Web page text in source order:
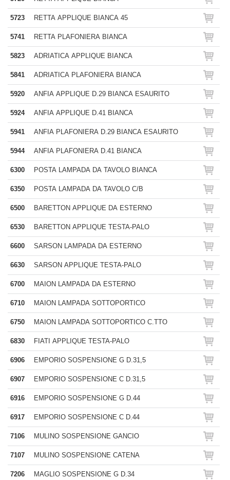
5723 RETTA APPLIQUE BIANCA 45
5741 RETTA PLAFONIERA BIANCA
5823 ADRIATICA APPLIQUE BIANCA
5841 ADRIATICA PLAFONIERA BIANCA
5920 ANFIA APPLIQUE D.29 BIANCA ESAURITO
5924 ANFIA APPLIQUE D.41 BIANCA
5941 ANFIA PLAFONIERA D.29 BIANCA ESAURITO
5944 ANFIA PLAFONIERA D.41 BIANCA
6300 POSTA LAMPADA DA TAVOLO BIANCA
6350 POSTA LAMPADA DA TAVOLO C/B
6500 BARETTON APPLIQUE DA ESTERNO
6530 BARETTON APPLIQUE TESTA-PALO
6600 SARSON LAMPADA DA ESTERNO
6630 SARSON APPLIQUE TESTA-PALO
6700 MAION LAMPADA DA ESTERNO
6710 MAION LAMPADA SOTTOPORTICO
6750 MAION LAMPADA SOTTOPORTICO C.TTO
6830 FIATI APPLIQUE TESTA-PALO
6906 EMPORIO SOSPENSIONE G D.31,5
6907 EMPORIO SOSPENSIONE C D.31,5
6916 EMPORIO SOSPENSIONE G D.44
6917 EMPORIO SOSPENSIONE C D.44
7106 MULINO SOSPENSIONE GANCIO
7107 MULINO SOSPENSIONE CATENA
7206 MAGLIO SOSPENSIONE G D.34